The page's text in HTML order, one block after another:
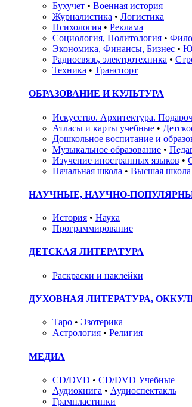
Бухучет • Военная история
Журналистика • Логистика
Психология • Реклама
Социология, Политология •
Экономика, Финансы, Бизнес •
Радиосвязь, электротехника •
Техника • Транспорт
ОБРАЗОВАНИЕ И КУЛЬТУРА
Искусство. Архитектура.
Атласы и карты учебные •
Дошкольное воспитание и
Музыкальное образование •
Изучение иностранных языков •
Начальная школа • Высшая школа
НАУЧНЫЕ, НАУЧНО-
История • Наука
Программирование
ДЕТСКАЯ ЛИТЕРАТУРА
Раскраски и наклейки
ДУХОВНАЯ ЛИТЕРАТУРА,
Таро • Эзотерика
Астрология • Религия
МЕДИА
CD/DVD • CD/DVD Учебные
Аудиокнига • Аудиоспектакль
Грампластинки